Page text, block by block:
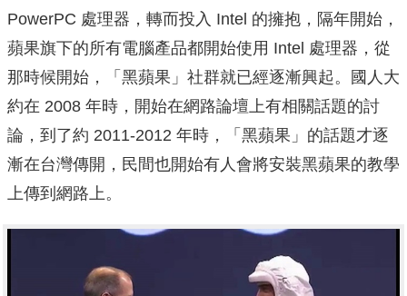
PowerPC 處理器，轉而投入 Intel 的擁抱，隔年開始，
蘋果旗下的所有電腦產品都開始使用 Intel 處理器，從
那時候開始，「黑蘋果」社群就已經逐漸興起。國人大
約在 2008 年時，開始在網路論壇上有相關話題的討
論，到了約 2011-2012 年時，「黑蘋果」的話題才逐
漸在台灣傳開，民間也開始有人會將安裝黑蘋果的教學
上傳到網路上。